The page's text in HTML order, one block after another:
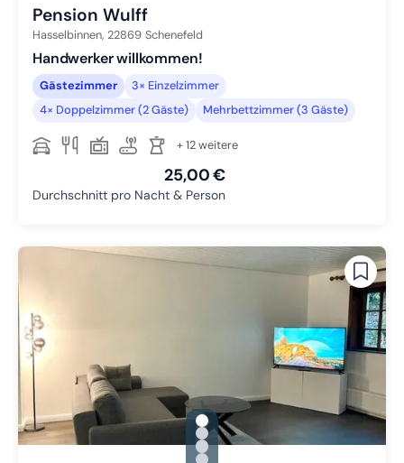
Pension Wulff
Hasselbinnen, 22869 Schenefeld
Handwerker willkommen!
Gästezimmer
3× Einzelzimmer
4× Doppelzimmer (2 Gäste)
Mehrbettzimmer (3 Gäste)
+ 12 weitere
25,00 €
Durchschnitt pro Nacht & Person
gallery.slide_selector
Zu Slide 1 wechseln
Zu Slide 2 wechseln